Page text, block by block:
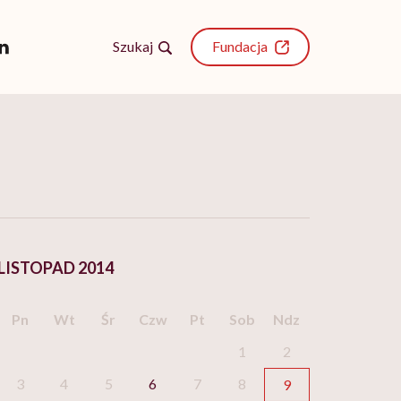
Szukaj Fundacja
2014
Pn Wt Śr Czw Pt Sob
Ndz
1
2
3
4 5 6 7 8
9